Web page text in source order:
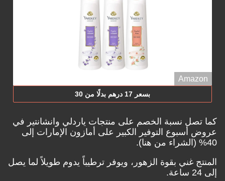
Amazon
بسعر 17 درهم بدلًا من 30
كما تصل نسبة الخصم على منتجات ياردلي وانشانتير في
عروض أسبوع التوفير الكبير على أمازون الإمارات إلى
40% (
الشراء من هنا).
المنتج غني بقوة الزهور، ويوفر ترطيباً يدوم طويلاً لما يصل
إلى 24 ساعة.